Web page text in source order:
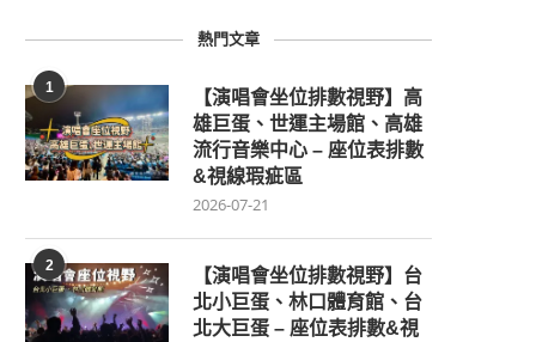
熱門文章
1
【演唱會坐位排數視野】高
雄巨蛋、世運主場館、高雄
流行音樂中心 – 座位表排數
&視線瑕疵區
2026-07-21
2
【演唱會坐位排數視野】台
北小巨蛋、林口體育館、台
北大巨蛋 – 座位表排數&視